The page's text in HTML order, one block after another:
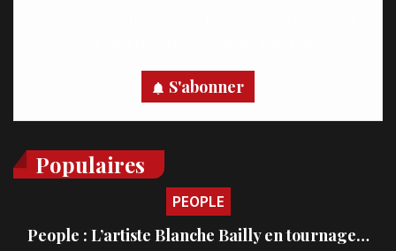
S'abonner
Populaires
PEOPLE
People : L’artiste Blanche Bailly en tournage…